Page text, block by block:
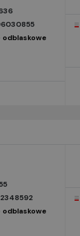
odblaskowe
odblaskowe